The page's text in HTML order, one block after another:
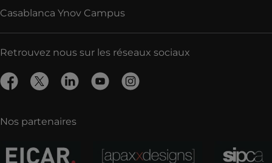
Casablanca Ynov Campus
Retrouvez nous sur les réseaux sociaux
Nos partenaires